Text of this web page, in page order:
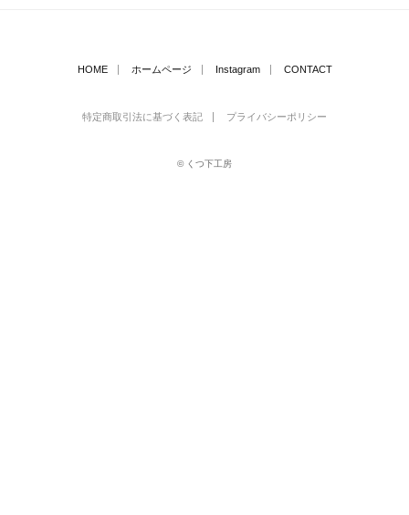
HOME ホームページ Instagram CONTACT
特定商取引法に基づく表記 プライバシーポリシー
© くつ下工房